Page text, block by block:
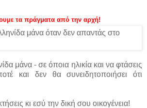
τα πράγματα από την αρχή!
μάνα - σε όποια ηλικία και να φτάσεις
και δεν θα συνειδητοποιήσει ότι
κι εσύ την δική σου οικογένεια!